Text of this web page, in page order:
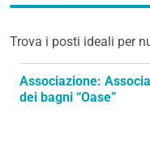
Trova i posti ideali per
Associazione:
dei bagni “Oase”